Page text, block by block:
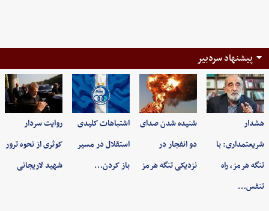
پیشنهاد سردبیر
هشدار
شریعتمداری: با
تنگه هرمز، راه
تنفس…
شنیده شدن صدای
دو انفجار در
نزدیکی تنگه هرمز
اشتباهات کلیدی
استقلال در مسیر
باز کردن…
روایت سردار
کوثری از نحوه ترور
شهید لاریجانی